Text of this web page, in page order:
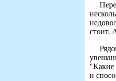
стоит.
"Какие
и